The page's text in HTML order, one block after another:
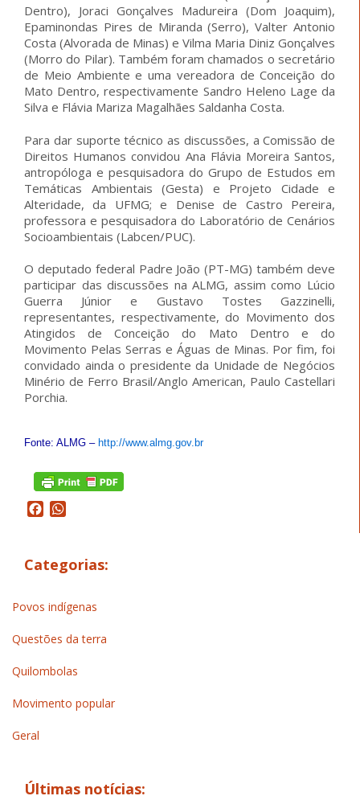
Dentro), Joraci Gonçalves Madureira (Dom Joaquim),
Epaminondas Pires de Miranda (Serro), Valter Antonio
Costa (Alvorada de Minas) e Vilma Maria Diniz Gonçalves
(Morro do Pilar). Também foram chamados o secretário
de Meio Ambiente e uma vereadora de Conceição do
Mato Dentro, respectivamente Sandro Heleno Lage da
Silva e Flávia Mariza Magalhães Saldanha Costa.
Para dar suporte técnico as discussões, a Comissão de
Direitos Humanos convidou Ana Flávia Moreira Santos,
antropóloga e pesquisadora do Grupo de Estudos em
Temáticas Ambientais (Gesta) e Projeto Cidade e
Alteridade, da UFMG; e Denise de Castro Pereira,
professora e pesquisadora do Laboratório de Cenários
Socioambientais (Labcen/PUC).
O deputado federal Padre João (PT-MG) também deve
participar das discussões na ALMG, assim como Lúcio
Guerra Júnior e Gustavo Tostes Gazzinelli,
representantes, respectivamente, do Movimento dos
Atingidos de Conceição do Mato Dentro e do
Movimento Pelas Serras e Águas de Minas. Por fim, foi
convidado ainda o presidente da Unidade de Negócios
Minério de Ferro Brasil/Anglo American, Paulo Castellari
Porchia.
Fonte: ALMG – http://www.almg.gov.br
Facebook
Categorias:
Povos indígenas
Questões da terra
Quilombolas
Movimento popular
Geral
Últimas notícias: